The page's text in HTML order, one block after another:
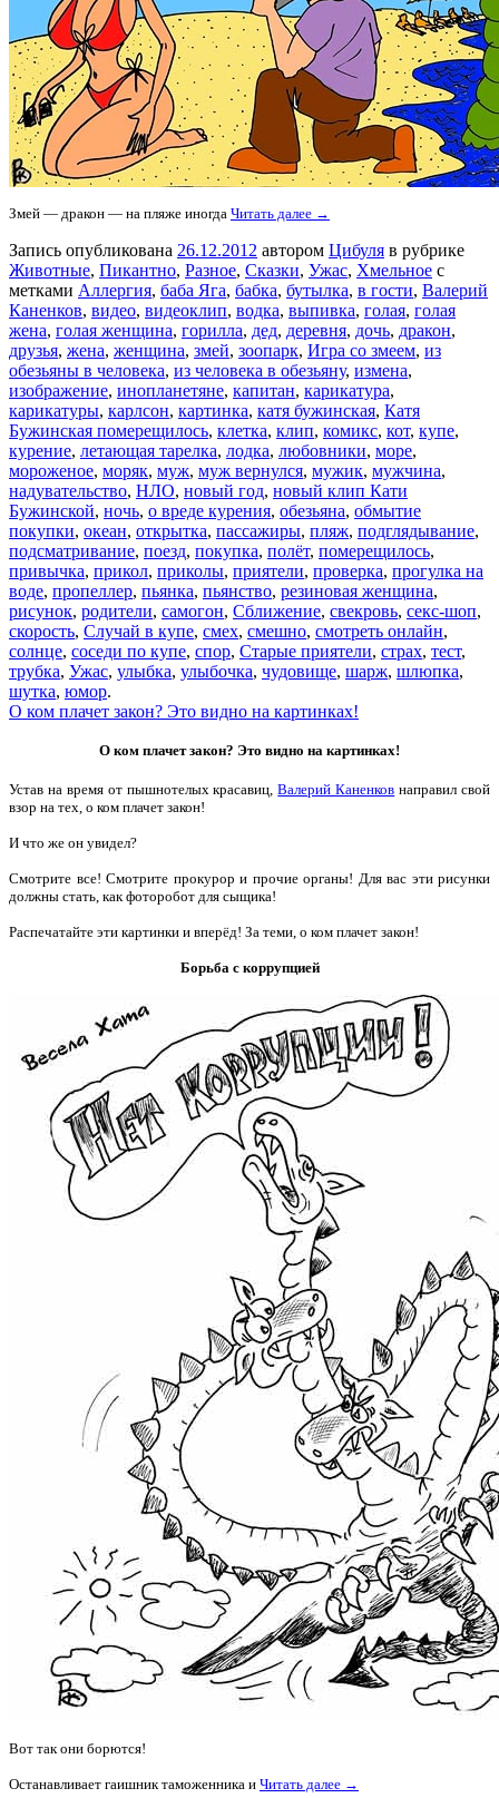
Змей — дракон — на пляже иногда Читать далее →
Запись опубликована 26.12.2012 автором Цибуля в рубрике
Животные, Пикантно, Разное, Сказки, Ужас, Хмельное с
метками Аллергия, баба Яга, бабка, бутылка, в гости, Валерий
Каненков, видео, видеоклип, водка, выпивка, голая, голая
жена, голая женщина, горилла, дед, деревня, дочь, дракон,
друзья, жена, женщина, змей, зоопарк, Игра со змеем, из
обезьяны в человека, из человека в обезьяну, измена,
изображение, инопланетяне, капитан, карикатура,
карикатуры, карлсон, картинка, катя бужинская, Катя
Бужинская померещилось, клетка, клип, комикс, кот, купе,
курение, летающая тарелка, лодка, любовники, море,
мороженое, моряк, муж, муж вернулся, мужик, мужчина,
надувательство, НЛО, новый год, новый клип Кати
Бужинской, ночь, о вреде курения, обезьяна, обмытие
покупки, океан, открытка, пассажиры, пляж, подглядывание,
подсматривание, поезд, покупка, полёт, померещилось,
привычка, прикол, приколы, приятели, проверка, прогулка на
воде, пропеллер, пьянка, пьянство, резиновая женщина,
рисунок, родители, самогон, Сближение, свекровь, секс-шоп,
скорость, Случай в купе, смех, смешно, смотреть онлайн,
солнце, соседи по купе, спор, Старые приятели, страх, тест,
трубка, Ужас, улыбка, улыбочка, чудовище, шарж, шлюпка,
шутка, юмор.
О ком плачет закон? Это видно на картинках!
О ком плачет закон? Это видно на картинках!
Устав на время от пышнотелых красавиц,Валерий Каненков направил свой
взор на тех, о ком плачет закон!
И что же он увидел?
Смотрите все! Смотрите прокурор и прочие органы! Для вас эти рисунки
должны стать, как фоторобот для сыщика!
Распечатайте эти картинки и вперёд! За теми, о ком плачет закон!
Борьба с коррупцией
Вот так они борются!
Останавливает гаишник таможенника и Читать далее →